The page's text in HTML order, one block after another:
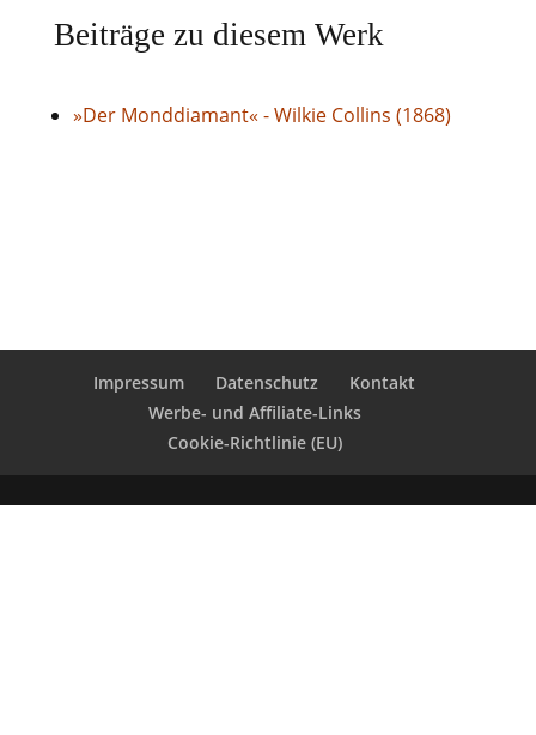
Beiträge zu diesem Werk
»Der Monddiamant« - Wilkie Collins (1868)
Impressum Datenschutz
Kontakt
Werbe- und Affiliate-Links
Cookie-Richtlinie (EU)